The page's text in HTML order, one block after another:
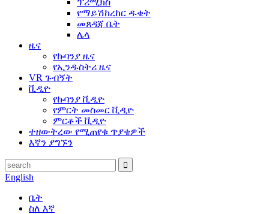
ፕሪሚክስ
የማይሽከረከር ዱቄት
መጸዳጃ ቤት
ሌላ
ዜና
የኩባንያ ዜና
የኢንዱስትሪ ዜና
VR ጉብኝት
ቪዲዮ
የኩባንያ ቪዲዮ
የምርት መስመር ቪዲዮ
ምርቶች ቪዲዮ
ተዘውትረው የሚጠየቁ ጥያቄዎች
እኛን ያግኙን
English
ቤት
ስለ እኛ